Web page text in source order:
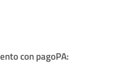
con pagoPA: